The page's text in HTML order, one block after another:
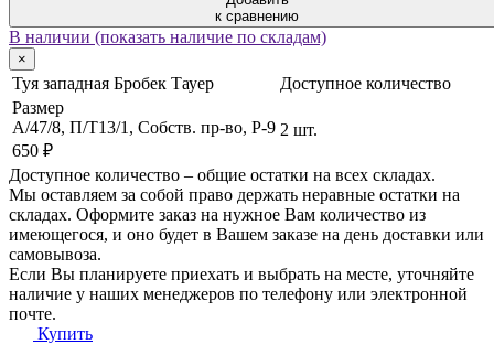
к сравнению
В наличии (показать наличие по складам)
×
Туя западная Бробек Тауер
Доступное количество
Размер
A/47/8, П/Т13/1, Собств. пр-во, P-9
650 ₽
2 шт.
Доступное количество – общие остатки на всех складах.
Мы оставляем за собой право держать неравные остатки на
складах. Оформите заказ на нужное Вам количество из
имеющегося, и оно будет в Вашем заказе на день доставки или
самовывоза.
Если Вы планируете приехать и выбрать на месте, уточняйте
наличие у наших менеджеров по телефону или электронной
почте.
Купить